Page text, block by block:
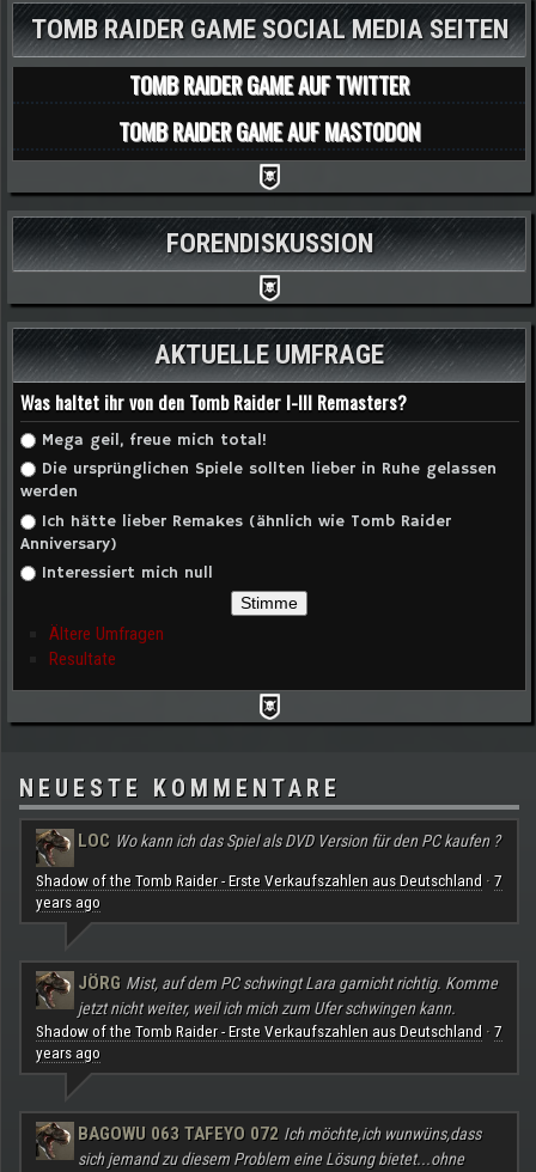
TOMB RAIDER GAME SOCIAL MEDIA SEITEN
TOMB RAIDER GAME AUF TWITTER
TOMB RAIDER GAME AUF MASTODON
FORENDISKUSSION
AKTUELLE UMFRAGE
Was haltet ihr von den Tomb Raider I-III Remasters?
Auswahlmöglichkeiten
Mega geil, freue mich total!
Die ursprünglichen Spiele sollten lieber in Ruhe gelassen
werden
Ich hätte lieber Remakes (ähnlich wie Tomb Raider
Anniversary)
Interessiert mich null
Ältere Umfragen
Resultate
NEUESTE KOMMENTARE
LOC Wo kann ich das Spiel als DVD Version für den PC kaufen ?
Shadow of the Tomb Raider - Erste Verkaufszahlen aus Deutschland · 7
years ago
JÖRG Mist, auf dem PC schwingt Lara garnicht richtig. Komme
jetzt nicht weiter, weil ich mich zum Ufer schwingen kann.
Shadow of the Tomb Raider - Erste Verkaufszahlen aus Deutschland · 7
years ago
BAGOWU 063 TAFEYO 072 Ich möchte,ich wunwüns,dass
sich jemand zu diesem Problem eine Lösung bietet...ohne